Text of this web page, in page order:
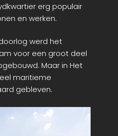
erg populair
en werken.
werd het
voor een groot deel
Maar in Het
maritieme
gebleven.